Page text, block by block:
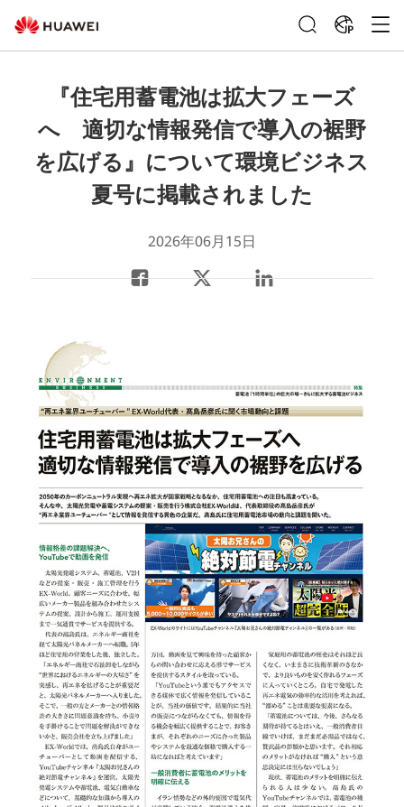
JP
『住宅用蓄電池は拡大フェーズ
へ 適切な情報発信で導入の裾野
を広げる』について環境ビジネス
夏号に掲載されました
2026年06月15日